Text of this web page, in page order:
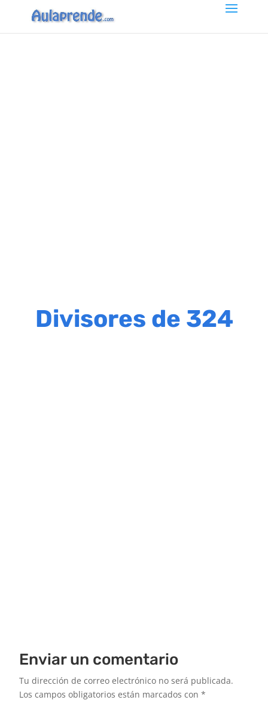
Divisores de 324
Enviar un comentario
Tu dirección de correo electrónico no será publicada.
Los campos obligatorios están marcados con*